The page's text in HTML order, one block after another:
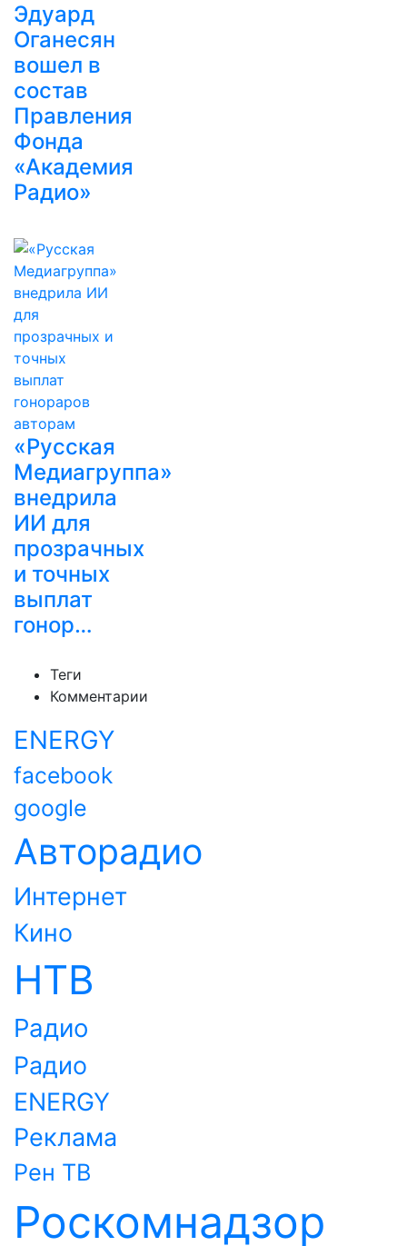
Эдуард
Оганесян
вошел в
состав
Правления
Фонда
«Академия
Радио»
«Русская
Медиагруппа»
внедрила
ИИ для
прозрачных
и точных
выплат
гонор…
Теги
Комментарии
ENERGY
facebook
google
Авторадио
Интернет
Кино
НТВ
Радио
Радио
ENERGY
Реклама
Рен ТВ
Роскомнадзор